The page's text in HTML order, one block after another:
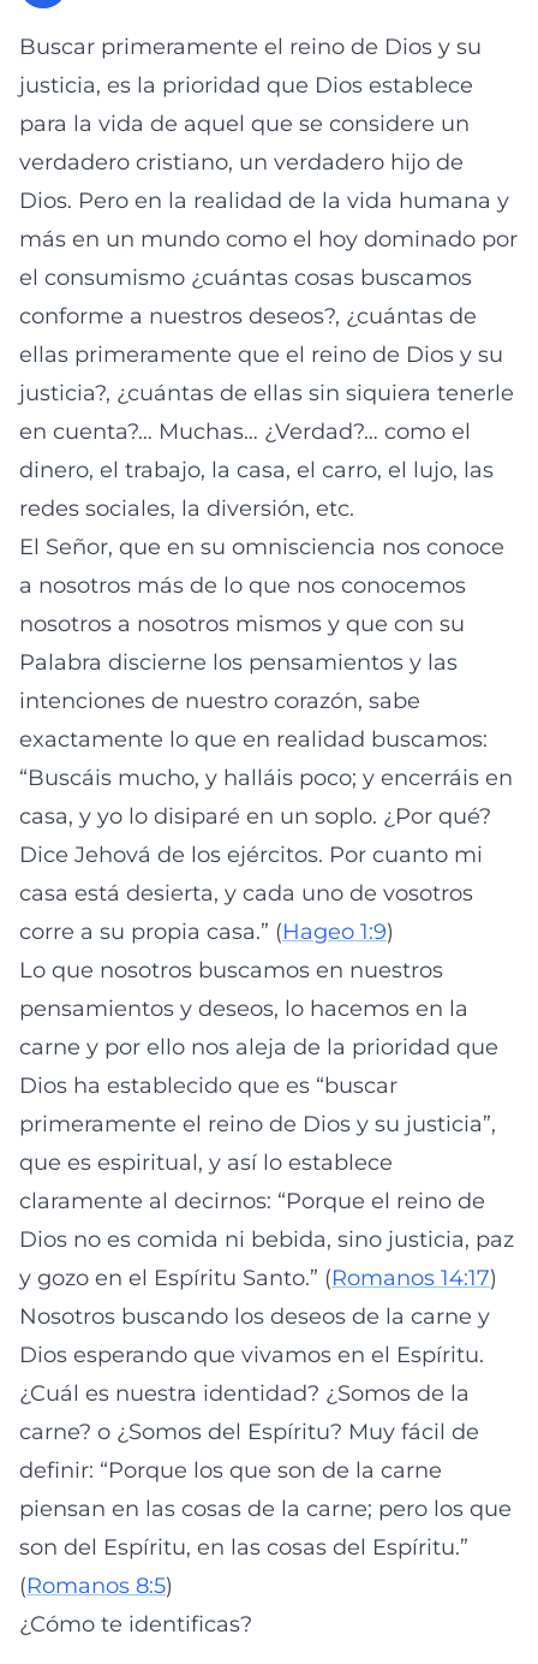
Buscar primeramente el reino de Dios y su
justicia, es la prioridad que Dios establece
para la vida de aquel que se considere un
verdadero cristiano, un verdadero hijo de
Dios. Pero en la realidad de la vida humana y
más en un mundo como el hoy dominado por
el consumismo ¿cuántas cosas buscamos
conforme a nuestros deseos?, ¿cuántas de
ellas primeramente que el reino de Dios y su
justicia?, ¿cuántas de ellas sin siquiera tenerle
en cuenta?… Muchas… ¿Verdad?… como el
dinero, el trabajo, la casa, el carro, el lujo, las
redes sociales, la diversión, etc.
El Señor, que en su omnisciencia nos conoce
a nosotros más de lo que nos conocemos
nosotros a nosotros mismos y que con su
Palabra discierne los pensamientos y las
intenciones de nuestro corazón, sabe
exactamente lo que en realidad buscamos:
“Buscáis mucho, y halláis poco; y encerráis en
casa, y yo lo disiparé en un soplo. ¿Por qué?
Dice Jehová de los ejércitos. Por cuanto mi
casa está desierta, y cada uno de vosotros
corre a su propia casa.” (Hageo 1:9)
Lo que nosotros buscamos en nuestros
pensamientos y deseos, lo hacemos en la
carne y por ello nos aleja de la prioridad que
Dios ha establecido que es “buscar
primeramente el reino de Dios y su justicia”,
que es espiritual, y así lo establece
claramente al decirnos: “Porque el reino de
Dios no es comida ni bebida, sino justicia, paz
y gozo en el Espíritu Santo.” (Romanos 14:17)
Nosotros buscando los deseos de la carne y
Dios esperando que vivamos en el Espíritu.
¿Cuál es nuestra identidad? ¿Somos de la
carne? o ¿Somos del Espíritu? Muy fácil de
definir: “Porque los que son de la carne
piensan en las cosas de la carne; pero los que
son del Espíritu, en las cosas del Espíritu.”
(Romanos 8:5)
¿Cómo te identificas?